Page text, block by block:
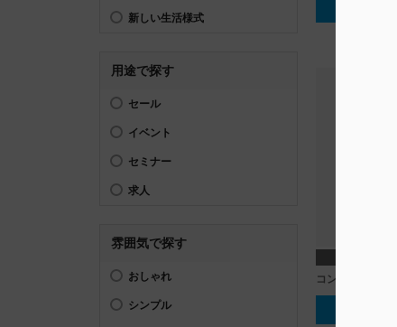
新しい生活様式
用途で探す
セール
イベント
セミナー
求人
雰囲気で探す
おしゃれ
シンプル
コンビニ_スタッ